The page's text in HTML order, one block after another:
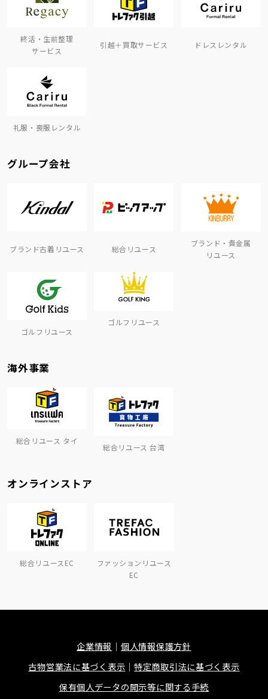
終活・生前整理
サービス
引越＋買取サービス ドレスレンタル
礼服・喪服レンタル
グループ会社
ブランド古着リユース 総合リユース
ブランド・貴金属
リユース
ゴルフリユース
ゴルフリユース
海外事業
総合リユース タイ
総合リユース 台湾
オンラインストア
総合リユースEC
ファッションリユース
EC
企業情報
個人情報保護方針
古物営業法に基づく表示
特定商取引法に基づく表示
保有個人データの開示等に関する手続